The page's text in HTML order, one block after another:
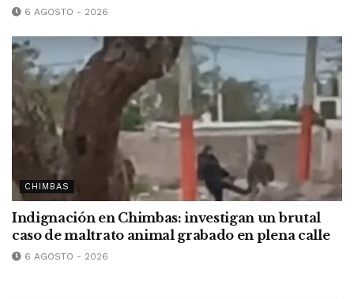
6 AGOSTO - 2026
CHIMBAS
Indignación en Chimbas: investigan un brutal
caso de maltrato animal grabado en plena calle
6 AGOSTO - 2026